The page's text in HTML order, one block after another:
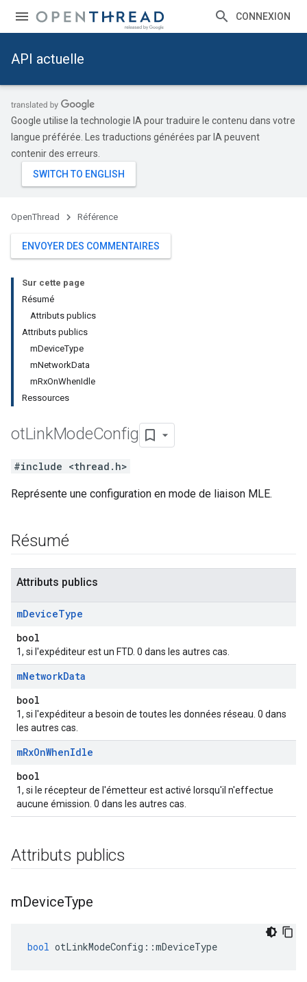
CONNEXION
API actuelle
Google utilise la technologie IA pour traduire le contenu dans votre
langue préférée. Les traductions générées par IA peuvent
contenir des erreurs.
OpenThread Référence
ENVOYER DES COMMENTAIRES
Sur cette page
Résumé
Attributs publics
Attributs publics
mDeviceType
mNetworkData
mRxOnWhenIdle
Ressources
otLinkModeConfig
#include <thread.h>
Représente une configuration en mode de liaison MLE.
Résumé
Attributs publics
mDeviceType
bool
1, si l'expéditeur est un FTD. 0 dans les autres cas.
mNetworkData
bool
1, si l'expéditeur a besoin de toutes les données réseau. 0 dans
les autres cas.
mRxOnWhenIdle
bool
1, si le récepteur de l'émetteur est activé lorsqu'il n'effectue
aucune émission. 0 dans les autres cas.
Attributs publics
mDeviceType
bool otLinkModeConfig ::mDeviceType